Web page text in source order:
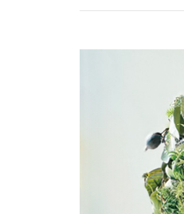
私たちについて
FAQ よくあるご質問